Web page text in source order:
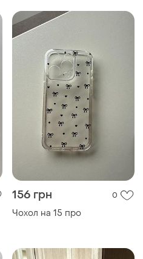
156 грн 0
Чохол на 15 про